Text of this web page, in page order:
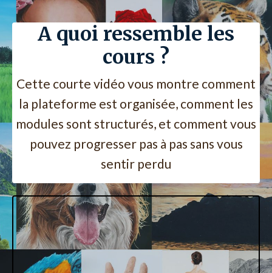
A quoi ressemble les
cours ?
Cette courte vidéo vous montre comment
la plateforme est organisée, comment les
modules sont structurés, et comment vous
pouvez progresser pas à pas sans vous
sentir perdu